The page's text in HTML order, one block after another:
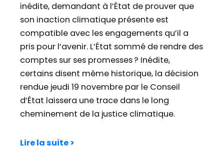
inédite, demandant à l’État de prouver que
son inaction climatique présente est
compatible avec les engagements qu’il a
pris pour l’avenir. L’État sommé de rendre des
comptes sur ses promesses ? Inédite,
certains disent même historique, la décision
rendue jeudi 19 novembre par le Conseil
d’État laissera une trace dans le long
cheminement de la justice climatique.
Lire la suite >